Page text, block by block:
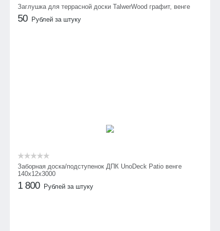
Заглушка для террасной доски TalwerWood графит, венге
50 Рублей за штуку
Заборная доска/подступенок ДПК UnoDeck Patio венге
140х12х3000
1 800 Рублей за штуку